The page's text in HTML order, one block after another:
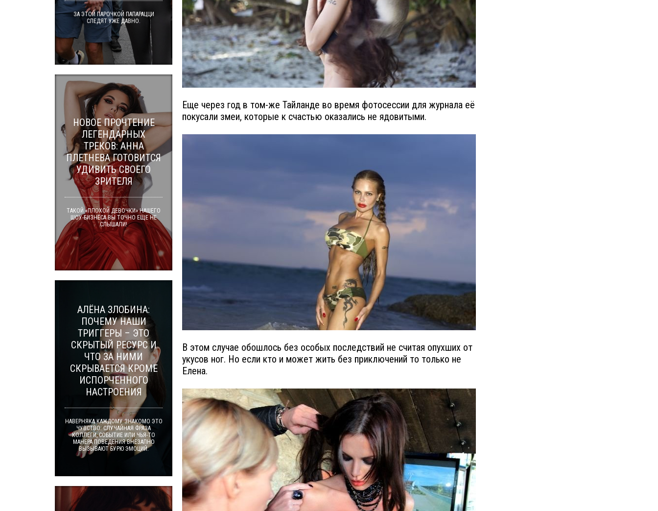
Еще через год в том-же Тайланде во время фотосессии для журнала её
покусали змеи, которые к счастью оказались не ядовитыми.
В этом случае обошлось без особых последствий не считая опухших от
укусов ног. Но если кто и может жить без приключений то только не
Елена.
ЗА ЭТОЙ ПАРОЧКОЙ ПАПАРАЦЦИ
СЛЕДЯТ УЖЕ ДАВНО.
НОВОЕ ПРОЧТЕНИЕ
ЛЕГЕНДАРНЫХ
ТРЕКОВ: АННА
ПЛЕТНЕВА ГОТОВИТСЯ
УДИВИТЬ СВОЕГО
ЗРИТЕЛЯ
ТАКОЙ «ПЛОХОЙ ДЕВОЧКИ» НАШЕГО
ШОУ-БИЗНЕСА ВЫ ТОЧНО ЕЩЕ НЕ
СЛЫШАЛИ!
АЛЁНА ЗЛОБИНА:
ПОЧЕМУ НАШИ
ТРИГГЕРЫ – ЭТО
СКРЫТЫЙ РЕСУРС И
ЧТО ЗА НИМИ
СКРЫВАЕТСЯ КРОМЕ
ИСПОРЧЕННОГО
НАСТРОЕНИЯ
НАВЕРНЯКА КАЖДОМУ ЗНАКОМО ЭТО
ЧУВСТВО: СЛУЧАЙНАЯ ФРАЗА
КОЛЛЕГИ, СОБЫТИЕ ИЛИ ЧЬЯ-ТО
МАНЕРА ПОВЕДЕНИЯ ВНЕЗАПНО
ВЫЗЫВАЮТ БУРЮ ЭМОЦИЙ.